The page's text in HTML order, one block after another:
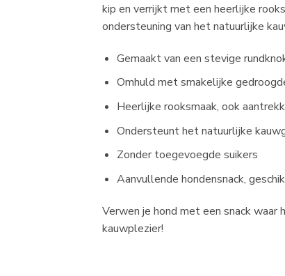
kip en verrijkt met een heerlijke
ondersteuning van het natuurlijke
Gemaakt van een stevige
Omhuld met smakelijke
Heerlijke rooksmaak, ook
Ondersteunt het natuurlijke
Zonder toegevoegde suikers
Aanvullende hondensnack,
Verwen je hond met een snack
kauwplezier!